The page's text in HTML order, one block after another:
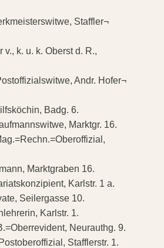
Staffler¬
k. u. k. Oberst d. R.,
Andr. Hofer¬
Badg. 6.
Marktgr. 16.
Marktgraben 16.
Karlstr. 1 a.
Seilergasse 10.
Karlstr. 1.
Neurauthg. 9.
Stafflerstr. 1.